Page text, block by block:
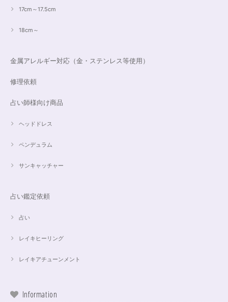
17cm～17.5cm
18cm～
金属アレルギー対応（金・ステンレス等使用）
修理依頼
占い師様向け商品
ヘッドドレス
ペンデュラム
サンキャッチャー
占い鑑定依頼
占い
レイキヒーリング
レイキアチューンメント
Information